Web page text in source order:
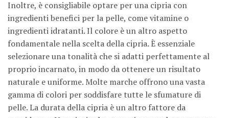
Inoltre, è consigliabile optare per una cipria con
ingredienti benefici per la pelle, come vitamine o
ingredienti idratanti. Il colore è un altro aspetto
fondamentale nella scelta della cipria. È essenziale
selezionare una tonalità che si adatti perfettamente al
proprio incarnato, in modo da ottenere un risultato
naturale e uniforme. Molte marche offrono una vasta
gamma di colori per soddisfare tutte le sfumature di
pelle. La durata della cipria è un altro fattore da